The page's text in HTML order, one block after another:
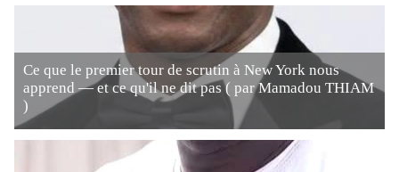
Ce que le premier tour de scrutin à New York nous
apprend — et ce qu'il ne dit pas ( par Mamadou THIAM
)